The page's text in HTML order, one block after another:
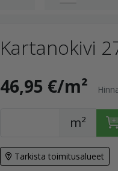
Kartanokivi
46,95 €/m²
m²
Tarkista toimitusalueet